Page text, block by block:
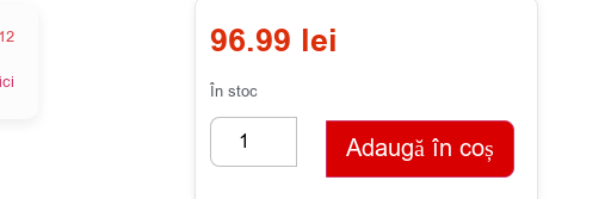
96.99 lei
În stoc
Adaugă în coș